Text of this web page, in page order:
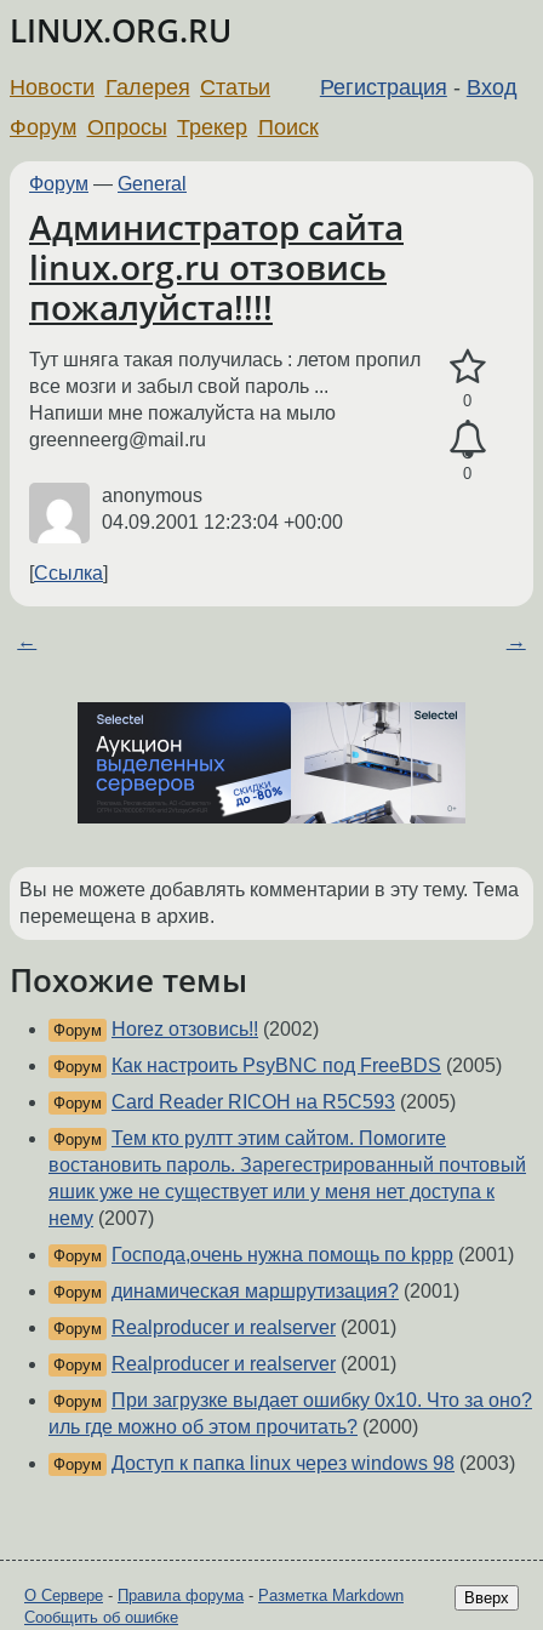
LINUX.ORG.RU
Регистрация - Вход
Новости Галерея Статьи
Форум Опросы Трекер Поиск
Форум — General
Администратор сайта
linux.org.ru отзовись
пожалуйста!!!!
0
0
Тут шняга такая получилась : летом пропил
все мозги и забыл свой пароль ...
Напиши мне пожалуйста на мыло
greenneerg@mail.ru
anonymous
04.09.2001 12:23:04 +00:00
Ссылка
← →
Вы не можете добавлять комментарии в эту тему. Тема
перемещена в архив.
Похожие темы
Форум Horez отзовись!! (2002)
Форум Как настроить PsyBNC под FreeBDS (2005)
Форум Card Reader RICOH на R5C593 (2005)
Форум Тем кто рултт этим сайтом. Помогите
востановить пароль. Зарегестрированный почтовый
яшик уже не существует или у меня нет доступа к
нему (2007)
Форум Господа,очень нужна помощь по kppp (2001)
Форум динамическая маршрутизация? (2001)
Форум Realproducer и realserver (2001)
Форум Realproducer и realserver (2001)
Форум
При загрузке выдает ошибку 0x10. Что за оно?
иль где можно об этом прочитать? (2000)
Форум Доступ к папка linux через windows 98 (2003)
Вверх
О Сервере - Правила форума- Разметка Markdown
Сообщить об ошибке